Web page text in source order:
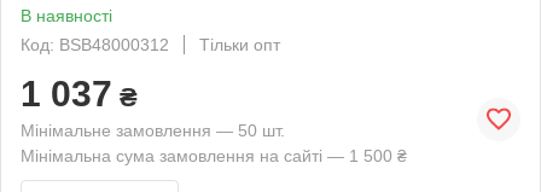
В наявності
Код: BSB48000312
Тільки опт
1 037 ₴
Мінімальне замовлення — 50 шт.
Мінімальна сума замовлення на сайті — 1 500 ₴